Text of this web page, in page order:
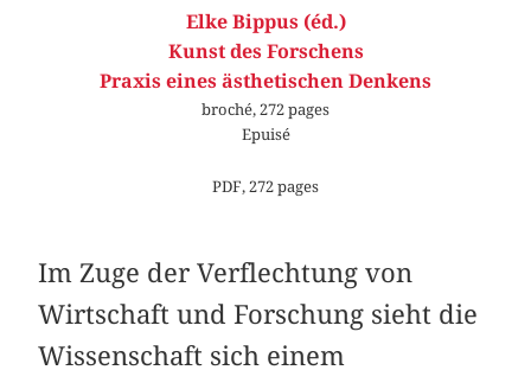
Elke Bippus (éd.)
Kunst des Forschens
Praxis eines ästhetischen Denkens
broché, 272 pages
Epuisé
PDF, 272 pages
Im Zuge der Verflechtung von
Wirtschaft und Forschung sieht die
Wissenschaft sich einem